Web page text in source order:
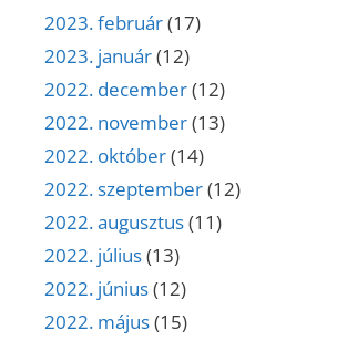
2023. február(17)
2023. január(12)
2022. december(12)
2022. november(13)
2022. október(14)
2022. szeptember(12)
2022. augusztus(11)
2022. július(13)
2022. június(12)
2022. május(15)